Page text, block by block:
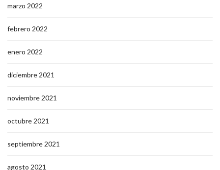
marzo 2022
febrero 2022
enero 2022
diciembre 2021
noviembre 2021
octubre 2021
septiembre 2021
agosto 2021